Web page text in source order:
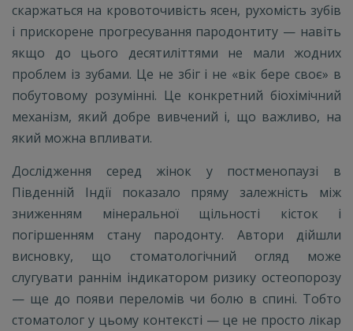
скаржаться на кровоточивість ясен, рухомість зубів
і прискорене прогресування пародонтиту — навіть
якщо до цього десятиліттями не мали жодних
проблем із зубами. Це не збіг і не «вік бере своє» в
побутовому розумінні. Це конкретний біохімічний
механізм, який добре вивчений і, що важливо, на
який можна впливати.
Дослідження серед жінок у постменопаузі в
Південній Індії показало пряму залежність між
зниженням мінеральної щільності кісток і
погіршенням стану пародонту. Автори дійшли
висновку, що стоматологічний огляд може
слугувати раннім індикатором ризику остеопорозу
— ще до появи переломів чи болю в спині. Тобто
стоматолог у цьому контексті — це не просто лікар